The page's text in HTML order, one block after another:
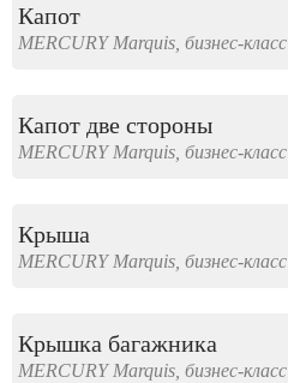
Капот
MERCURY Marquis, бизнес-класс
Капот две стороны
MERCURY Marquis, бизнес-класс
Крыша
MERCURY Marquis, бизнес-класс
Крышка багажника
MERCURY Marquis, бизнес-класс